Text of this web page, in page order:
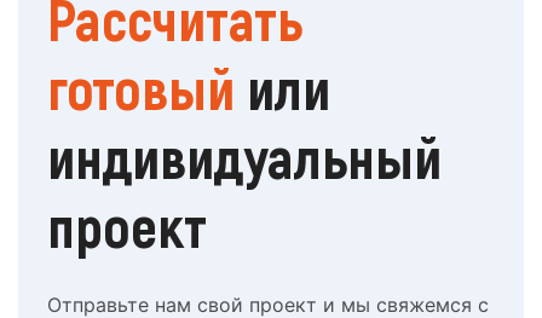
Рассчитать
готовый или
индивидуальный
проект
Отправьте нам свой проект и мы свяжемся с